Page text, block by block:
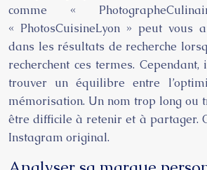
comme «
« PhotosCuisineLyon » peut vous
dans les résultats de recherche
recherchent ces termes.
trouver un équilibre entre
mémorisation. Un nom trop long ou
être difficile à retenir et à partager.
Instagram original.